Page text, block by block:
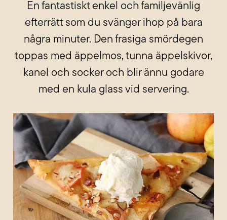
En fantastiskt enkel och familjevänlig
efterrätt som du svänger ihop på bara
några minuter. Den frasiga smördegen
toppas med äppelmos, tunna äppelskivor,
kanel och socker och blir ännu godare
med en kula glass vid servering.